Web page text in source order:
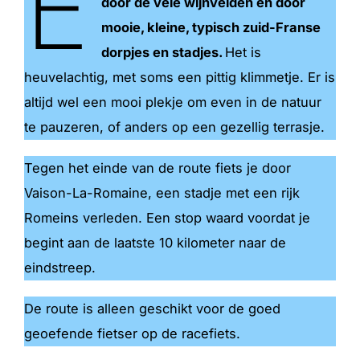
mooie, kleine, typisch zuid-Franse
dorpjes en stadjes. Het is
heuvelachtig, met soms een pittig klimmetje. Er is
altijd wel een mooi plekje om even in de natuur
te pauzeren, of anders op een gezellig terrasje.
Tegen het einde van de route fiets je door
Vaison-La-Romaine, een stadje met een rijk
Romeins verleden. Een stop waard voordat je
begint aan de laatste 10 kilometer naar de
eindstreep.
De route is alleen geschikt voor de goed
geoefende fietser op de racefiets.